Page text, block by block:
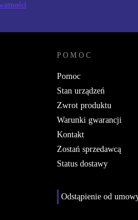
NEW.
POMOC
Pomoc
Stan urządzeń
Zwrot produktu
Warunki gwarancji
Kontakt
Zostań sprzedawcą
Status dostawy
Odstąpienie od